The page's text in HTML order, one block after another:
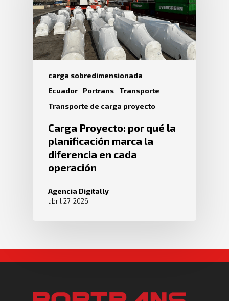
carga sobredimensionada
Ecuador
Portrans
Transporte
Transporte de carga proyecto
Carga Proyecto: por qué la
planificación marca la
diferencia en cada
operación
Agencia Digitally
abril 27, 2026